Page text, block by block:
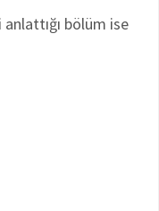
anlattığı bölüm ise